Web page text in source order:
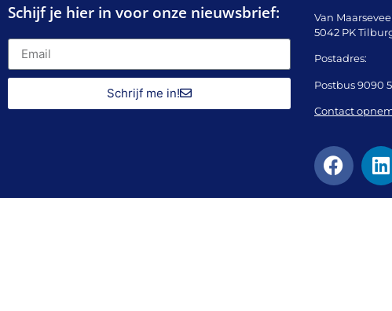
Schijf je hier in voor onze nieuwsbrief:
Schrijf me in!
Van
5042 PK
Postadres:
Postbus 9090
Contact